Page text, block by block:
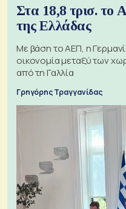
Στα 18,8 τρισ.
της Ελλάδας
Με βάση το ΑΕΠ, η
οικονομία μεταξύ των
από τη Γαλλία
Γρηγόρης Τραγγανίδας